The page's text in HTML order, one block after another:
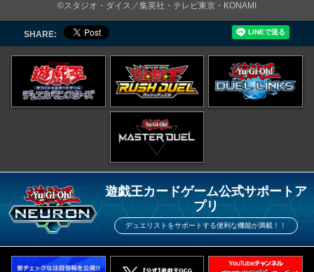
©スタジオ・ダイス／集英社・テレビ東京・KONAMI
SHARE:
遊戯王カードゲーム公式サポートア
プリ
デュエリストをサポートする便利な機能が満載！！